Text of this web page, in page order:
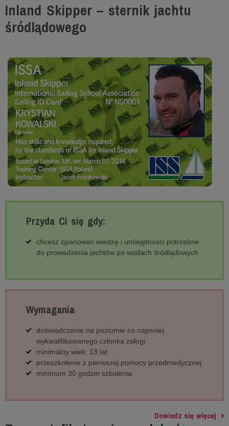
Inland Skipper – sternik jachtu
śródlądowego
Przyda Ci się gdy:
chcesz opanować wiedzę i umiejętności potrzebne
do prowadzenia jachtów po wodach śródlądowych
Wymagania
doświadczenie na poziomie co najmniej
wykwalifikowanego członka załogi
minimalny wiek: 13 lat
przeszkolenie z pierwszej pomocy przedmedycznej
minimum 30 godzin szkolenia
Dowiedz się więcej